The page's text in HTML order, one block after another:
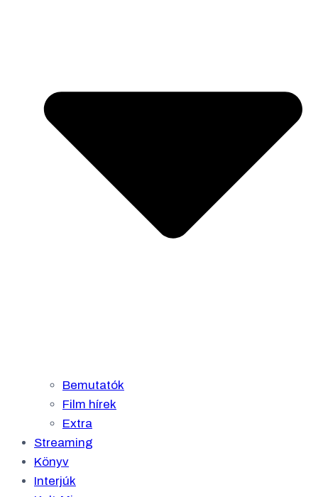
Bemutatók
Film hírek
Extra
Streaming
Könyv
Interjúk